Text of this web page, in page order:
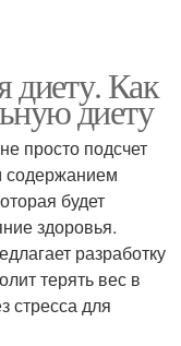
диету. Как
диету
просто подсчет
содержанием
будет
здоровья.
разработку
терять вес в
стресса для